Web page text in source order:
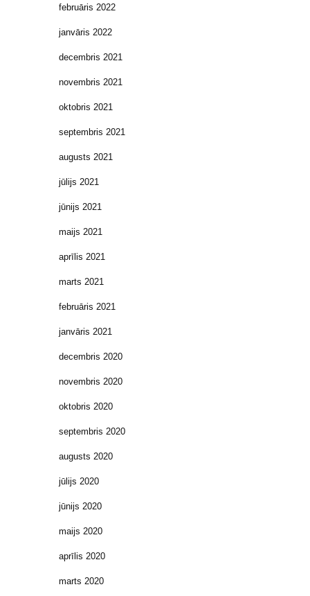
februāris 2022
janvāris 2022
decembris 2021
novembris 2021
oktobris 2021
septembris 2021
augusts 2021
jūlijs 2021
jūnijs 2021
maijs 2021
aprīlis 2021
marts 2021
februāris 2021
janvāris 2021
decembris 2020
novembris 2020
oktobris 2020
septembris 2020
augusts 2020
jūlijs 2020
jūnijs 2020
maijs 2020
aprīlis 2020
marts 2020